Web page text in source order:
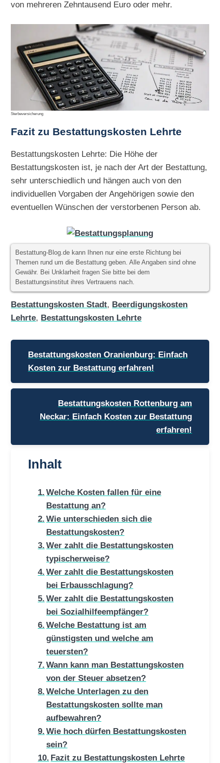
von mehreren Zehntausend Euro oder mehr.
Sterbeversicherung
Fazit zu Bestattungskosten Lehrte
Bestattungskosten Lehrte: Die Höhe der
Bestattungskosten ist, je nach der Art der Bestattung,
sehr unterschiedlich und hängen auch von den
individuellen Vorgaben der Angehörigen sowie den
eventuellen Wünschen der verstorbenen Person ab.
Bestattung-Blog.de kann Ihnen nur eine erste Richtung bei
Themen rund um die Bestattung geben. Alle Angaben sind ohne
Gewähr. Bei Unklarheit fragen Sie bitte bei dem
Bestattungsinstitut ihres Vertrauens nach.
Bestattungskosten Stadt, Beerdigungskosten
Lehrte, Bestattungskosten Lehrte
Beitragsnavigation
Bestattungskosten Oranienburg: Einfach
Kosten zur Bestattung erfahren!
Bestattungskosten Rottenburg am
Neckar: Einfach Kosten zur Bestattung
erfahren!
Inhalt
Welche Kosten fallen für eine
Bestattung an?
Wie unterschieden sich die
Bestattungskosten?
Wer zahlt die Bestattungskosten
typischerweise?
Wer zahlt die Bestattungskosten
bei Erbausschlagung?
Wer zahlt die Bestattungskosten
bei Sozialhilfeempfänger?
Welche Bestattung ist am
günstigsten und welche am
teuersten?
Wann kann man Bestattungskosten
von der Steuer absetzen?
Welche Unterlagen zu den
Bestattungskosten sollte man
aufbewahren?
Wie hoch dürfen Bestattungskosten
sein?
Fazit zu Bestattungskosten Lehrte